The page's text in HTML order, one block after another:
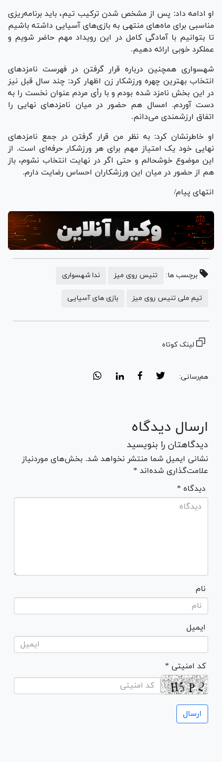
او ادامه داد: پس از مشخص شدن ترکیب تیم، باید برنامه‌ریزی
مناسبی برای ماه‌های منتهی به بازی‌های آسیایی داشته باشیم
تا بتوانیم با آمادگی کامل در این رویداد مهم حاضر شویم و
عملکرد خوبی ارائه دهیم.
شهسواری همچنین درباره قرار گرفتن در فهرست نامزد‌های
انتخاب بهترین چهره ورزشکار زن اظهار کرد: چند سال قبل نیز
در این بخش نامزد شده بودم و با رأی مردم عنوان نخست را به
دست آوردم. امسال هم حضور در میان نامزد‌های نهایی را
اتفاق ارزشمندی می‌دانم.
او خاطرنشان کرد: به نظر من قرار گرفتن در جمع نامزد‌های
نهایی خود یک امتیاز مهم برای هر ورزشکار حرفه‌ای است. از
این موضوع خوشحالم و حتی اگر در نهایت انتخاب نشوم، باز
هم از حضور در میان این ورزشکاران احساس رضایت دارم.
انتهای پیام/
برچسب ها: تنیس روی میز ندا شهسواری
تیم ملی تنیس روی میز بازی های آسیایی
لینک کوتاه
هم‌رسانی:
ارسال دیدگاه
دیدگاهتان را بنویسید
نشانی ایمیل شما منتشر نخواهد شد. بخش‌های موردنیاز
علامت‌گذاری شده‌اند *
* دیدگاه
نام
ایمیل
* کد امنیتی